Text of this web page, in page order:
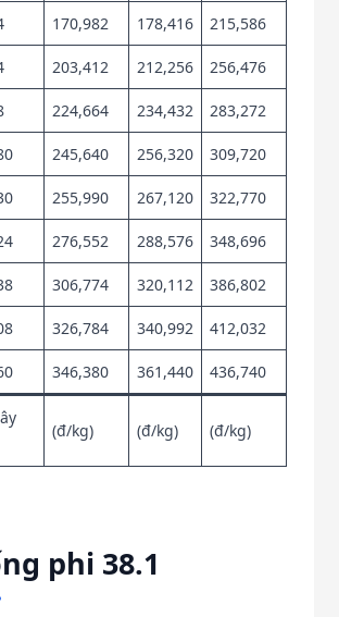
170,982 178,416 215,586
203,412 212,256 256,476
224,664 234,432 283,272
245,640 256,320 309,720
255,990 267,120 322,770
276,552 288,576 348,696
306,774 320,112 386,802
326,784 340,992 412,032
346,380 361,440 436,740
(đ/kg) (đ/kg) (đ/kg)
phi 38.1